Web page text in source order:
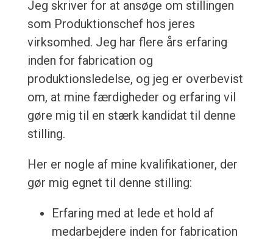
Jeg skriver for at ansøge om stillingen
som Produktionschef hos jeres
virksomhed. Jeg har flere års erfaring
inden for fabrication og
produktionsledelse, og jeg er overbevist
om, at mine færdigheder og erfaring vil
gøre mig til en stærk kandidat til denne
stilling.
Her er nogle af mine kvalifikationer, der
gør mig egnet til denne stilling:
Erfaring med at lede et hold af
medarbejdere inden for fabrication